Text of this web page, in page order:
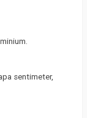
sentimeter,